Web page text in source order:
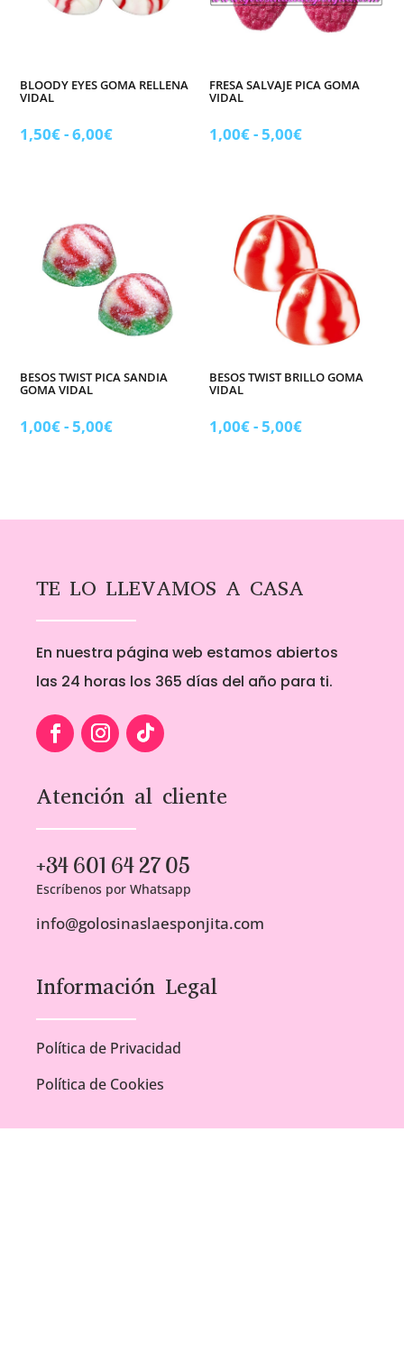
BLOODY EYES GOMA RELLENA
VIDAL
1,50€-6,00€Rango
hasta
6,00€
FRESA SALVAJE PICA GOMA
VIDAL
1,00€-5,00€Rango
1,00€
hasta
5,00€
BESOS TWIST PICA SANDIA
GOMA VIDAL
1,00€-5,00€Rango
1,00€
BESOS TWIST BRILLO GOMA
VIDAL
1,00€-5,00€Rango
1,00€
TE LO LLEVAMOS A CASA
En nuestra página web estamos abiertos
las 24 horas los 365 días del año para ti.
Atención al cliente
+34 601 64 27 05
Escríbenos por Whatsapp
info@golosinaslaesponjita.com
Información Legal
Política de Privacidad
Política de Cookies